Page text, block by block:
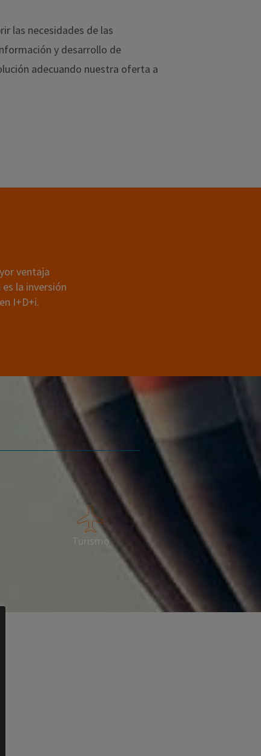
las necesidades de las
y desarrollo de
adecuando nuestra oferta a
ventaja
la inversión
I+D+i.
Turismo